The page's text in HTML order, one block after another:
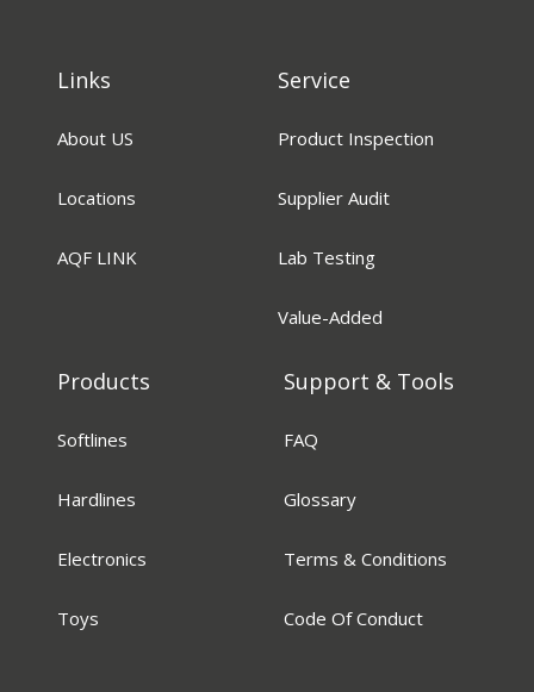
Links
About US
Locations
AQF LINK
Service
Product Inspection
Supplier Audit
Lab Testing
Value-Added
Products
Softlines
Hardlines
Electronics
Toys
Support & Tools
FAQ
Glossary
Terms & Conditions
Code Of Conduct